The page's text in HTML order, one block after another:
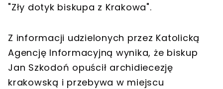
"Zły dotyk biskupa z Krakowa".
Z informacji udzielonych przez Katolicką
Agencję Informacyjną wynika, że biskup
Jan Szkodoń opuścił archidiecezję
krakowską i przebywa w miejscu